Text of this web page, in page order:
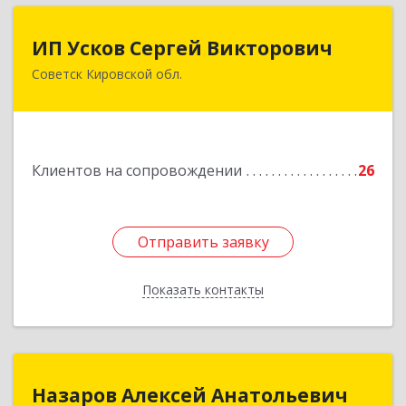
ИП Усков Сергей Викторович
Советск Кировской обл.
Клиентов на сопровождении 26
Отправить заявку
Показать контакты
ИП Усков Сергей Викторович
613340, Кировская обл, Советск г, Дружбы ул,
Отправить заявку
Назад
Назаров Алексей Анатольевич
Назаров Алексей Анатольевич